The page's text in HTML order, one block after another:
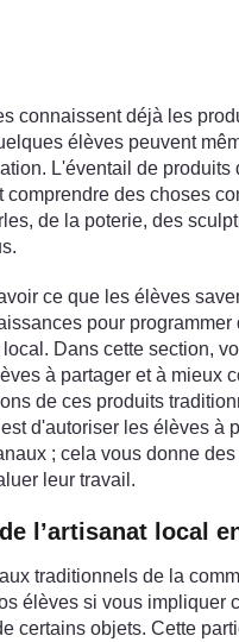
connaissent déjà les
élèves peuvent
L'éventail de produits
comprendre des choses
de la poterie, des
ce que les élèves
pour programmer
Dans cette section,
à partager et à mieux
de ces produits
d'autoriser les élèves à
; cela vous donne
leur travail.
l’artisanat local
traditionnels de la
élèves si vous impliquer
certains objets. Cette